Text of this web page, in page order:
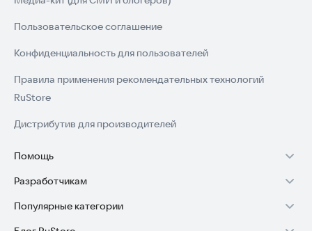
Пользовательское соглашение
Конфиденциальность для пользователей
Правила применения рекомендательных технологий
RuStore
Дистрибутив для производителей
Помощь
Установка RuStore на TV
Установка RuStore на телефон
Разработчикам
Зарабатывать с RuStore
Популярные категории